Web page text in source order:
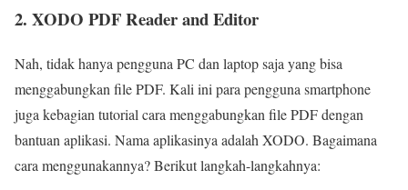
2. XODO PDF Reader and Editor
Nah, tidak hanya pengguna PC dan laptop saja yang bisa
menggabungkan file PDF. Kali ini para pengguna smartphone
juga kebagian tutorial cara menggabungkan file PDF dengan
bantuan aplikasi. Nama aplikasinya adalah XODO. Bagaimana
cara menggunakannya? Berikut langkah-langkahnya: